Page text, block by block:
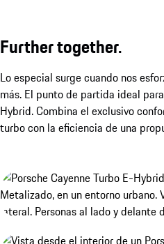
Further together.
Lo especial surge cuando nos
más. El punto de partida ideal
Hybrid. Combina el exclusivo
turbo con la eficiencia de una